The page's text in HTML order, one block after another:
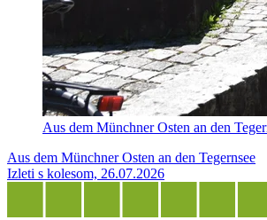
Aus dem Münchner Osten an den
Aus dem Münchner Osten an den Tegernsee
Izleti s kolesom, 26.07.2026